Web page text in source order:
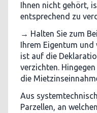
Ihnen nicht gehört,
entsprechend zu
→ Halten Sie zum
Ihrem Eigentum
ist auf die
verzichten.
die
Aus
Parzellen, an